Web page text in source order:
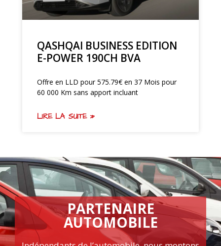
QASHQAI BUSINESS EDITION
E-POWER 190CH BVA
Offre en LLD pour 575.79€ en 37 Mois pour
60 000 Km sans apport incluant
LIRE LA SUITE »
PARTENAIRE
AUTOMOBILE